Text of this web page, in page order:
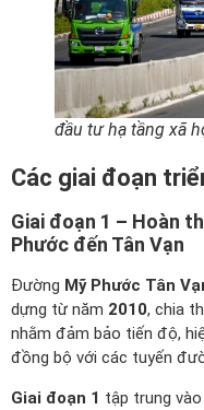
đầu tư hạ tầng xã
Các giai đoạn
Giai đoạn 1 – Hoàn
Phước đến Tân Vạn
Đường Mỹ Phước Tân
dựng từ năm 2010, chia
nhằm đảm bảo tiến độ,
đồng bộ với các tuyến
Giai đoạn 1 tập trung